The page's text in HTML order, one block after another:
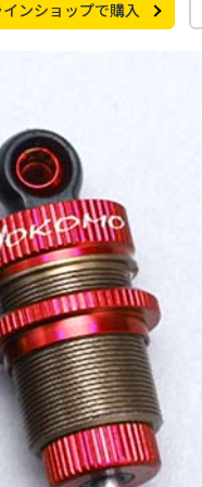
ンショップで購入